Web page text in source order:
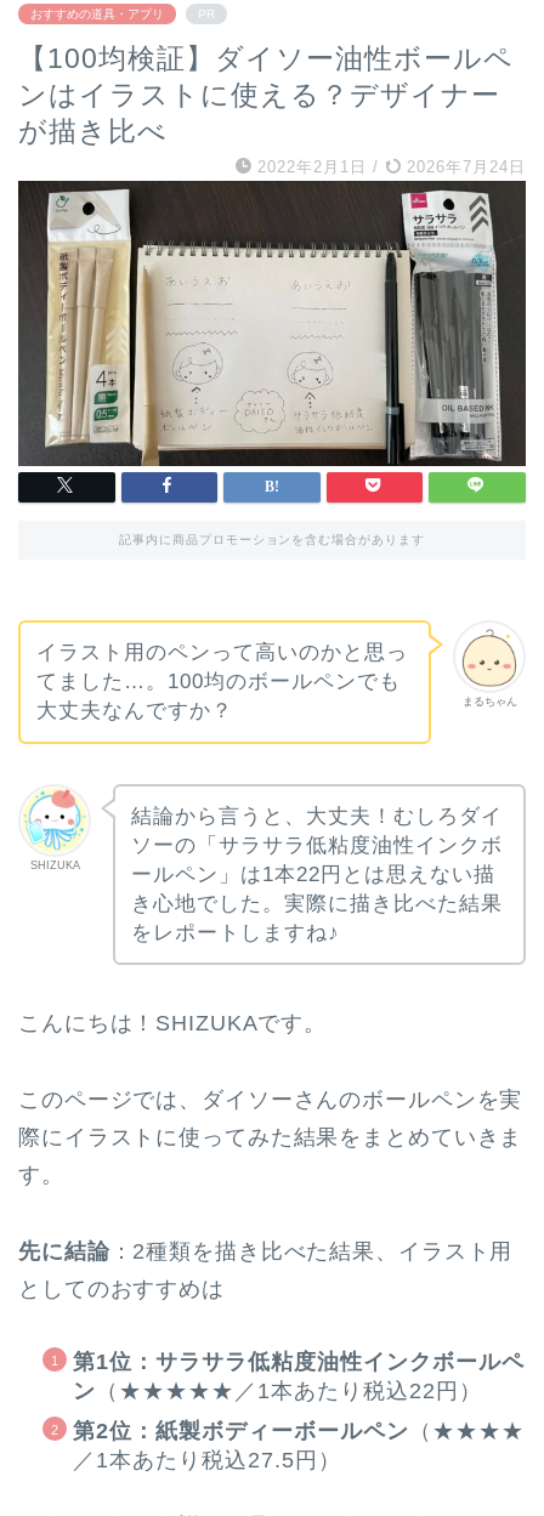
おすすめの道具・アプリ PR
【100均検証】ダイソー油性ボールペ
ンはイラストに使える？デザイナー
が描き比べ
2022年2月1日 / 2026年7月24日
記事内に商品プロモーションを含む場合があります
まるちゃん
イラスト用のペンって高いのかと思っ
てました…。100均のボールペンでも
大丈夫なんですか？
SHIZUKA
結論から言うと、大丈夫！むしろダイ
ソーの「サラサラ低粘度油性インクボ
ールペン」は1本22円とは思えない描
き心地でした。実際に描き比べた結果
をレポートしますね♪
こんにちは！SHIZUKAです。
このページでは、ダイソーさんのボールペンを実
際にイラストに使ってみた結果をまとめていきま
す。
先に結論：2種類を描き比べた結果、イラスト用
としてのおすすめは
第1位：サラサラ低粘度油性インクボールペ
ン （★★★★★／1本あたり税込22円）
第2位：紙製ボディーボールペン （★★★★
／1本あたり税込27.5円）